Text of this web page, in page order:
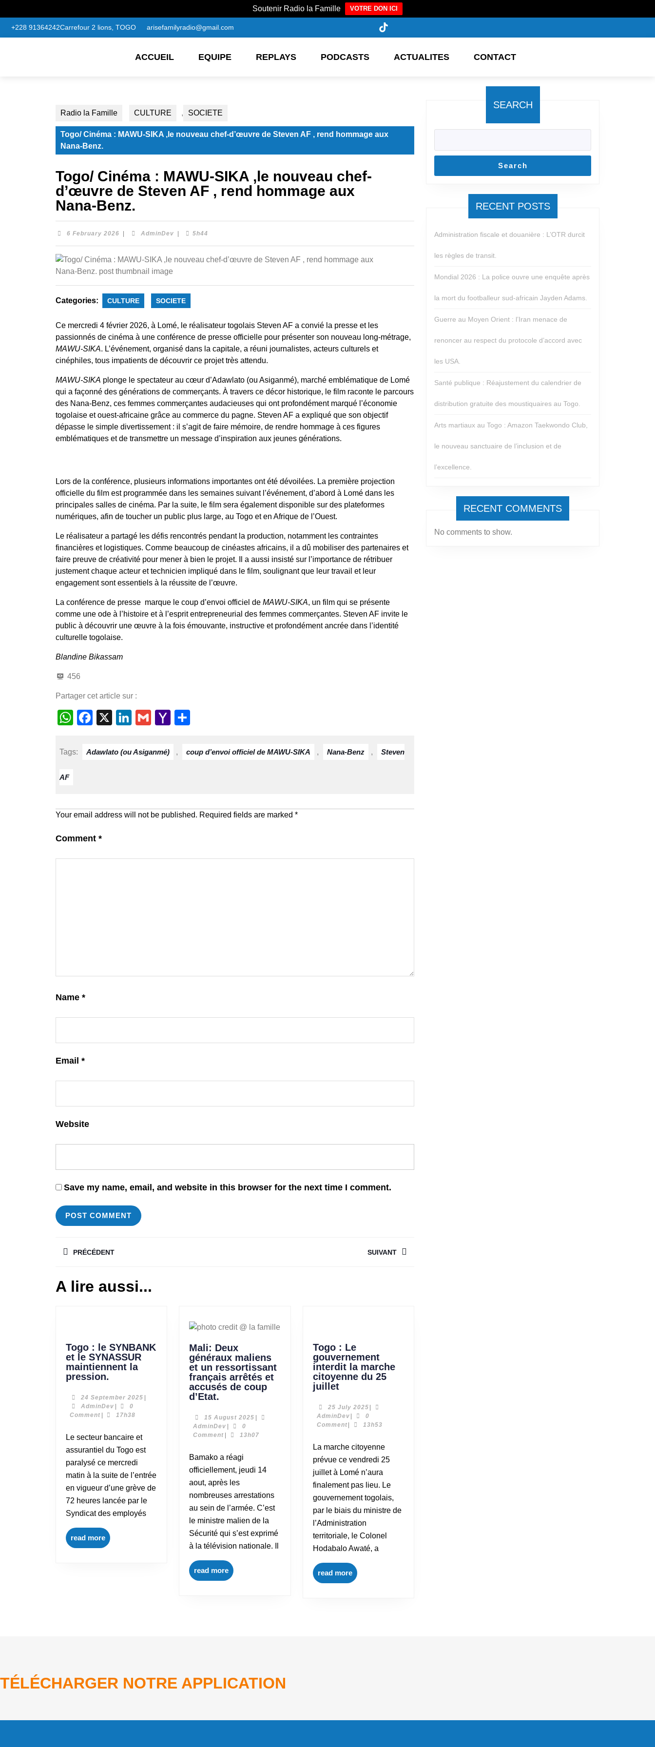
Soutenir Radio la Famille VOTRE DON ICI
+228 91364242Carrefour 2 lions, TOGO arisefamilyradio@gmail.com
ACCUEIL EQUIPE REPLAYS PODCASTS ACTUALITES CONTACT
Radio la Famille CULTURE , SOCIETE
Togo/ Cinéma : MAWU‑SIKA ,le nouveau chef-d’œuvre de Steven AF , rend hommage aux
Nana‑Benz.
Togo/ Cinéma : MAWU‑SIKA ,le nouveau chef-
d’œuvre de Steven AF , rend hommage aux
Nana‑Benz.
6 February 2026 AdminDev 5h44
Categories: CULTURE SOCIETE
Ce mercredi 4 février 2026, à Lomé, le réalisateur togolais Steven AF a convié la presse et les
passionnés de cinéma à une conférence de presse officielle pour présenter son nouveau long-métrage,
MAWU‑SIKA. L’événement, organisé dans la capitale, a réuni journalistes, acteurs culturels et
cinéphiles, tous impatients de découvrir ce projet très attendu.
MAWU‑SIKA plonge le spectateur au cœur d’Adawlato (ou Asiganmé), marché emblématique de Lomé
qui a façonné des générations de commerçants. À travers ce décor historique, le film raconte le parcours
des Nana‑Benz, ces femmes commerçantes audacieuses qui ont profondément marqué l’économie
togolaise et ouest-africaine grâce au commerce du pagne. Steven AF a expliqué que son objectif
dépasse le simple divertissement : il s’agit de faire mémoire, de rendre hommage à ces figures
emblématiques et de transmettre un message d’inspiration aux jeunes générations.
Lors de la conférence, plusieurs informations importantes ont été dévoilées. La première projection
officielle du film est programmée dans les semaines suivant l’événement, d’abord à Lomé dans les
principales salles de cinéma. Par la suite, le film sera également disponible sur des plateformes
numériques, afin de toucher un public plus large, au Togo et en Afrique de l’Ouest.
Le réalisateur a partagé les défis rencontrés pendant la production, notamment les contraintes
financières et logistiques. Comme beaucoup de cinéastes africains, il a dû mobiliser des partenaires et
faire preuve de créativité pour mener à bien le projet. Il a aussi insisté sur l’importance de rétribuer
justement chaque acteur et technicien impliqué dans le film, soulignant que leur travail et leur
engagement sont essentiels à la réussite de l’œuvre.
La conférence de presse marque le coup d’envoi officiel de MAWU‑SIKA, un film qui se présente
comme une ode à l’histoire et à l’esprit entrepreneurial des femmes commerçantes. Steven AF invite le
public à découvrir une œuvre à la fois émouvante, instructive et profondément ancrée dans l’identité
culturelle togolaise.
Blandine Bikassam
456
Partager cet article sur :
W
at
p
F
c
o
X
Li
k
G
ail
Y
ail
ar
Tags: Adawlato (ou Asiganmé) , coup d’envoi officiel de MAWU‑SIKA , Nana‑Benz , Steven
AF
Your email address will not be published. Required fields are marked *
Comment *
Name *
Email *
Website
Save my name, email, and website in this browser for the next time I comment.
PRÉCÉDENT SUIVANT
A lire aussi...
Togo : le SYNBANK
et le SYNASSUR
maintiennent la
pression.
24 September 2025 |
AdminDev |
0
Comment | 17h38
Le secteur bancaire et
assurantiel du Togo est
paralysé ce mercredi
matin à la suite de l’entrée
en vigueur d’une grève de
72 heures lancée par le
Syndicat des employés
read more
Mali: Deux
généraux maliens
et un ressortissant
français arrêtés et
accusés de coup
d’Etat.
15 August 2025 |
AdminDev |
0
Comment | 13h07
Bamako a réagi
officiellement, jeudi 14
aout, après les
nombreuses arrestations
au sein de l’armée. C’est
le ministre malien de la
Sécurité qui s’est exprimé
à la télévision nationale. Il
read more
Togo : Le
gouvernement
interdit la marche
citoyenne du 25
juillet
25 July 2025 |
AdminDev |
0
Comment| 13h53
La marche citoyenne
prévue ce vendredi 25
juillet à Lomé n’aura
finalement pas lieu. Le
gouvernement togolais,
par le biais du ministre de
l’Administration
territoriale, le Colonel
Hodabalo Awaté, a
read more
SEARCH
Search
RECENT POSTS
Administration fiscale et douanière : L’OTR durcit
les règles de transit.
Mondial 2026 : La police ouvre une enquête après
la mort du footballeur sud-africain Jayden Adams.
Guerre au Moyen Orient : l’Iran menace de
renoncer au respect du protocole d’accord avec
les USA.
Santé publique : Réajustement du calendrier de
distribution gratuite des moustiquaires au Togo.
Arts martiaux au Togo : Amazon Taekwondo Club,
le nouveau sanctuaire de l’inclusion et de
l’excellence.
RECENT COMMENTS
No comments to show.
TÉLÉCHARGER NOTRE APPLICATION